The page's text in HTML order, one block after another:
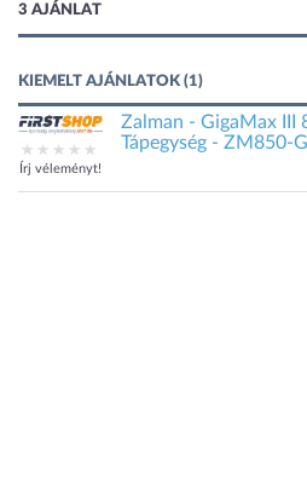
3 AJÁNLAT
KIEMELT AJÁNLATOK (1)
Írj véleményt!
Zalman - GigaMax III
Tápegység - ZM850-